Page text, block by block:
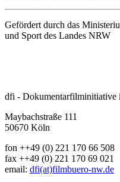
Gefördert durch das
und Sport des Landes NRW
dfi - Dokumentarfilminitiative
Maybachstraße 111
50670 Köln
fon ++49 (0) 221 170 66 508
fax ++49 (0) 221 170 69 021
email: dfi(at)filmbuero-nw.de